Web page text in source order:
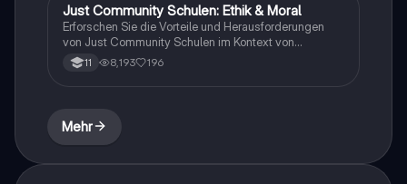
möchten.
Pädagogik
Just Community Schulen: Ethik & Moral
Erforschen Sie die Vorteile und Herausforderungen
von Just Community Schulen im Kontext von
Kohlbergs und Korczaks Pädagogik. Diese
Präsentation behandelt die moralische Entwicklung,
Lernen fördern. Ideal für Studierende der
Bildungswissenschaften und Pädagogik.
11 8,193 196
Mehr